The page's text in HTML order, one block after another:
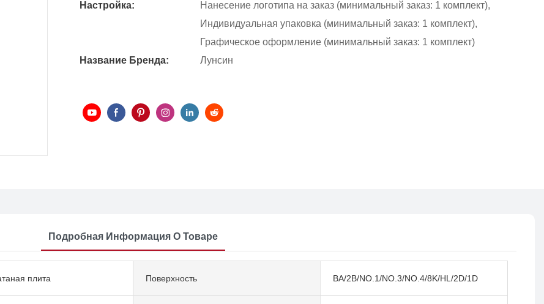
Настройка:
Нанесение логотипа на заказ (минимальный заказ: 1 комплект),
Индивидуальная упаковка (минимальный заказ: 1 комплект),
Графическое оформление (минимальный заказ: 1 комплект)
Название Бренда:
Лунсин
Подробная Информация О Товаре
плита Поверхность BA/2B/NO.1/NO.3/NO.4/8K/HL/2D/1D